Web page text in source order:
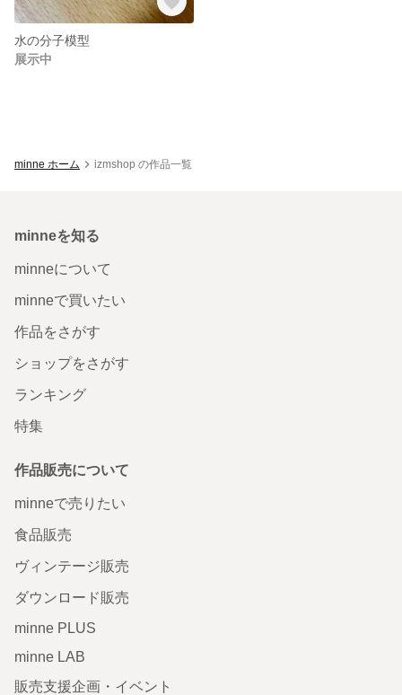
水の分子模型
展示中
minne ホーム izmshop の作品一覧
minneを知る
minneについて
minneで買いたい
作品をさがす
ショップをさがす
ランキング
特集
作品販売について
minneで売りたい
食品販売
ヴィンテージ販売
ダウンロード販売
minne PLUS
minne LAB
販売支援企画・イベント